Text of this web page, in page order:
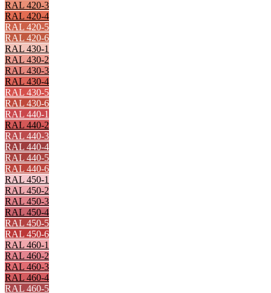
RAL 420-3
RAL 420-4
RAL 420-5
RAL 420-6
RAL 430-1
RAL 430-2
RAL 430-3
RAL 430-4
RAL 430-5
RAL 430-6
RAL 440-1
RAL 440-2
RAL 440-3
RAL 440-4
RAL 440-5
RAL 440-6
RAL 450-1
RAL 450-2
RAL 450-3
RAL 450-4
RAL 450-5
RAL 450-6
RAL 460-1
RAL 460-2
RAL 460-3
RAL 460-4
RAL 460-5